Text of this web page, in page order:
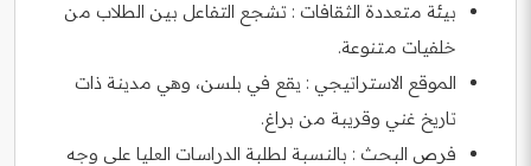
بيئة متعددة الثقافات : تشجع التفاعل بين الطلاب من
خلفيات متنوعة.
الموقع الاستراتيجي : يقع في بلسن، وهي مدينة ذات
تاريخ غني وقريبة من براغ.
فرص البحث : بالنسبة لطلبة الدراسات العليا على وجه